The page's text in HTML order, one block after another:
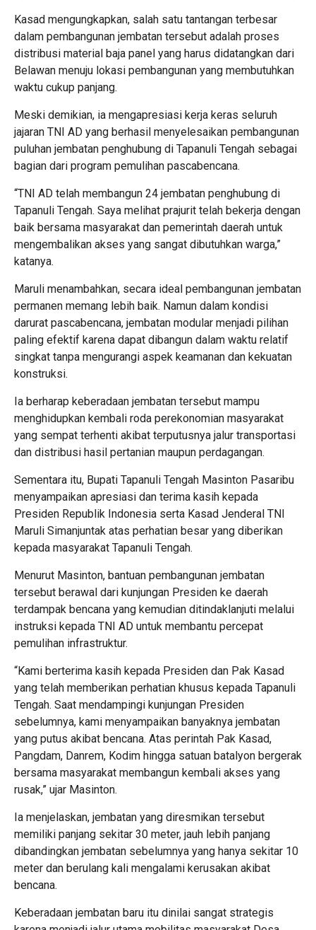
Kasad mengungkapkan, salah satu tantangan terbesar
dalam pembangunan jembatan tersebut adalah proses
distribusi material baja panel yang harus didatangkan dari
Belawan menuju lokasi pembangunan yang membutuhkan
waktu cukup panjang.
Meski demikian, ia mengapresiasi kerja keras seluruh
jajaran TNI AD yang berhasil menyelesaikan pembangunan
puluhan jembatan penghubung di Tapanuli Tengah sebagai
bagian dari program pemulihan pascabencana.
“TNI AD telah membangun 24 jembatan penghubung di
Tapanuli Tengah. Saya melihat prajurit telah bekerja dengan
baik bersama masyarakat dan pemerintah daerah untuk
mengembalikan akses yang sangat dibutuhkan warga,”
katanya.
Maruli menambahkan, secara ideal pembangunan jembatan
permanen memang lebih baik. Namun dalam kondisi
darurat pascabencana, jembatan modular menjadi pilihan
paling efektif karena dapat dibangun dalam waktu relatif
singkat tanpa mengurangi aspek keamanan dan kekuatan
konstruksi.
Ia berharap keberadaan jembatan tersebut mampu
menghidupkan kembali roda perekonomian masyarakat
yang sempat terhenti akibat terputusnya jalur transportasi
dan distribusi hasil pertanian maupun perdagangan.
Sementara itu, Bupati Tapanuli Tengah Masinton Pasaribu
menyampaikan apresiasi dan terima kasih kepada
Presiden Republik Indonesia serta Kasad Jenderal TNI
Maruli Simanjuntak atas perhatian besar yang diberikan
kepada masyarakat Tapanuli Tengah.
Menurut Masinton, bantuan pembangunan jembatan
tersebut berawal dari kunjungan Presiden ke daerah
terdampak bencana yang kemudian ditindaklanjuti melalui
instruksi kepada TNI AD untuk membantu percepat
pemulihan infrastruktur.
“Kami berterima kasih kepada Presiden dan Pak Kasad
yang telah memberikan perhatian khusus kepada Tapanuli
Tengah. Saat mendampingi kunjungan Presiden
sebelumnya, kami menyampaikan banyaknya jembatan
yang putus akibat bencana. Atas perintah Pak Kasad,
Pangdam, Danrem, Kodim hingga satuan batalyon bergerak
bersama masyarakat membangun kembali akses yang
rusak,” ujar Masinton.
Ia menjelaskan, jembatan yang diresmikan tersebut
memiliki panjang sekitar 30 meter, jauh lebih panjang
dibandingkan jembatan sebelumnya yang hanya sekitar 10
meter dan berulang kali mengalami kerusakan akibat
bencana.
Keberadaan jembatan baru itu dinilai sangat strategis